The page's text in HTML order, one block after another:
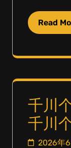
Read
千川
千川
2026年6